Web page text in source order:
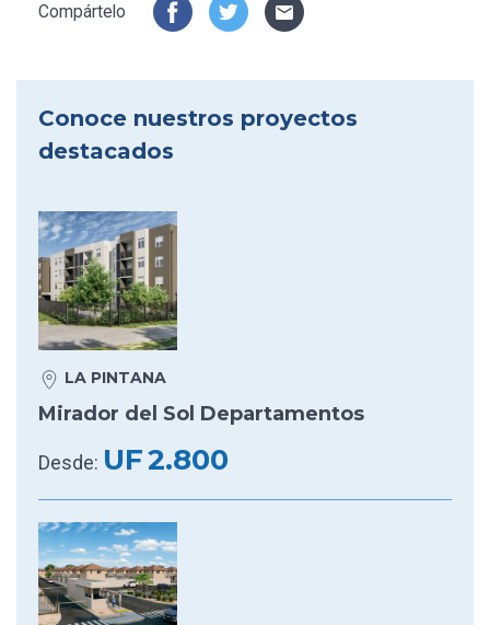
Conoce nuestros proyectos
destacados
LA PINTANA
Mirador del Sol Departamentos
Desde: UF2.800
Compártelo